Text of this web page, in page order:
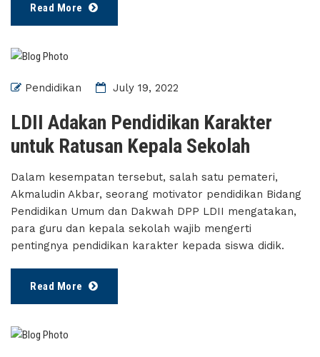
Read More
Pendidikan July 19, 2022
LDII Adakan Pendidikan Karakter
untuk Ratusan Kepala Sekolah
Dalam kesempatan tersebut, salah satu pemateri,
Akmaludin Akbar, seorang motivator pendidikan Bidang
Pendidikan Umum dan Dakwah DPP LDII mengatakan,
para guru dan kepala sekolah wajib mengerti
pentingnya pendidikan karakter kepada siswa didik.
Read More